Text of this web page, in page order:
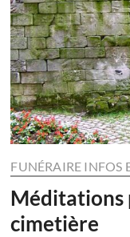
FUNÉRAIRE INFOS
Méditations
cimetière